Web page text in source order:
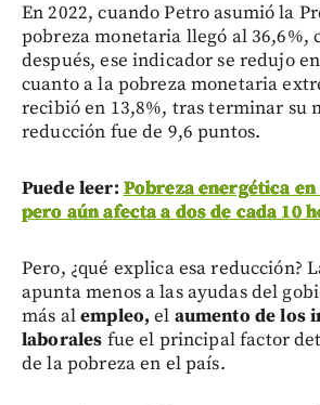
En 2022, cuando Petro asumió la
pobreza monetaria llegó al 36,6%,
después, ese indicador se redujo
cuanto a la pobreza monetaria
recibió en 13,8%, tras terminar su
reducción fue de 9,6 puntos.
Puede leer: Pobreza energética
pero aún afecta a dos de cada 10
Pero, ¿qué explica esa reducción?
apunta menos a las ayudas del
más alempleo, el aumento de los
laborales fue el principal factor
de la pobreza en el país.